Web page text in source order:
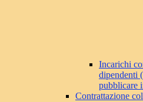
Incarichi
dipendenti
pubblicare
Contrattazione